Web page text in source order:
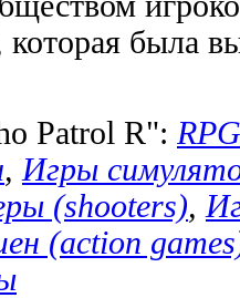
была
Patrol R":
, Игры
(shooters),
(action